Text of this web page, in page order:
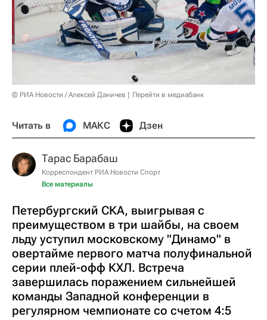
© РИА Новости / Алексей Даничев Перейти в медиабанк
Читать в МАКС Дзен
Тарас Барабаш
Корреспондент РИА Новости Спорт
Все материалы
Петербургский СКА, выигрывая с
преимуществом в три шайбы, на своем
льду уступил московскому "Динамо" в
овертайме первого матча полуфинальной
серии плей-офф КХЛ. Встреча
завершилась поражением сильнейшей
команды Западной конференции в
регулярном чемпионате со счетом 4:5